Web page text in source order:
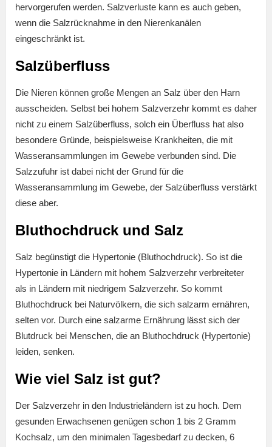
hervorgerufen werden. Salzverluste kann es auch geben,
wenn die Salzrücknahme in den Nierenkanälen
eingeschränkt ist.
Salzüberfluss
Die Nieren können große Mengen an Salz über den Harn
ausscheiden. Selbst bei hohem Salzverzehr kommt es daher
nicht zu einem Salzüberfluss, solch ein Überfluss hat also
besondere Gründe, beispielsweise Krankheiten, die mit
Wasseransammlungen im Gewebe verbunden sind. Die
Salzzufuhr ist dabei nicht der Grund für die
Wasseransammlung im Gewebe, der Salzüberfluss verstärkt
diese aber.
Bluthochdruck und Salz
Salz begünstigt die Hypertonie (Bluthochdruck). So ist die
Hypertonie in Ländern mit hohem Salzverzehr verbreiteter
als in Ländern mit niedrigem Salzverzehr. So kommt
Bluthochdruck bei Naturvölkern, die sich salzarm ernähren,
selten vor. Durch eine salzarme Ernährung lässt sich der
Blutdruck bei Menschen, die an Bluthochdruck (Hypertonie)
leiden, senken.
Wie viel Salz ist gut?
Der Salzverzehr in den Industrieländern ist zu hoch. Dem
gesunden Erwachsenen genügen schon 1 bis 2 Gramm
Kochsalz, um den minimalen Tagesbedarf zu decken, 6